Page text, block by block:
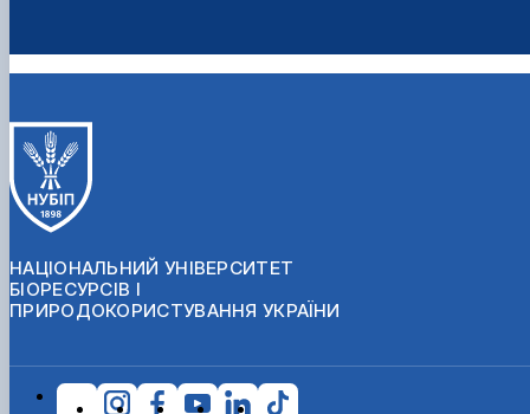
НАЦІОНАЛЬНИЙ УНІВЕРСИТЕТ
БІОРЕСУРСІВ І
ПРИРОДОКОРИСТУВАННЯ УКРАЇНИ